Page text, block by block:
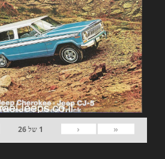
«
‹
1 של26